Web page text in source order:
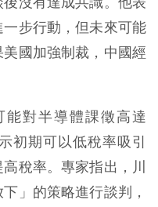
步行動，但未來可能
國加強制裁，中國經
對半導體課徵高達
初期可以低稅率吸引
稅率。專家指出，川
」的策略進行談判，